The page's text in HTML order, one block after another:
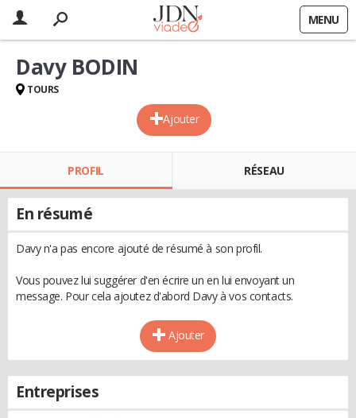
MENU
Ajouter
Davy BODIN
TOURS
PROFIL RÉSEAU
En résumé
Davy n'a pas encore ajouté de résumé à son profil.
Vous pouvez lui suggérer d'en écrire un en lui envoyant un
message. Pour cela ajoutez d'abord Davy à vos contacts.
Ajouter
Entreprises